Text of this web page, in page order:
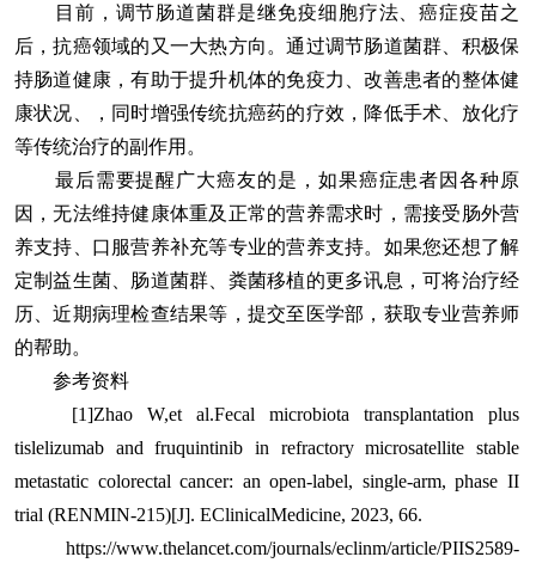
目前，调节肠道菌群是继免疫细胞疗法、癌症疫苗之
后，抗癌领域的又一大热方向。通过调节肠道菌群、积极保
持肠道健康，有助于提升机体的免疫力、改善患者的整体健
康状况、，同时增强传统抗癌药的疗效，降低手术、放化疗
等传统治疗的副作用。
最后需要提醒广大癌友的是，如果癌症患者因各种原
因，无法维持健康体重及正常的营养需求时，需接受肠外营
养支持、口服营养补充等专业的营养支持。如果您还想了解
定制益生菌、肠道菌群、粪菌移植的更多讯息，可将治疗经
历、近期病理检查结果等，提交至医学部，获取专业营养师
的帮助。
参考资料
[1]Zhao W,et al.Fecal microbiota transplantation plus
tislelizumab and fruquintinib in refractory microsatellite stable
metastatic colorectal cancer: an open-label, single-arm, phase II
trial (RENMIN-215)[J]. EClinicalMedicine, 2023, 66.
https://www.thelancet.com/journals/eclinm/article/PIIS2589-